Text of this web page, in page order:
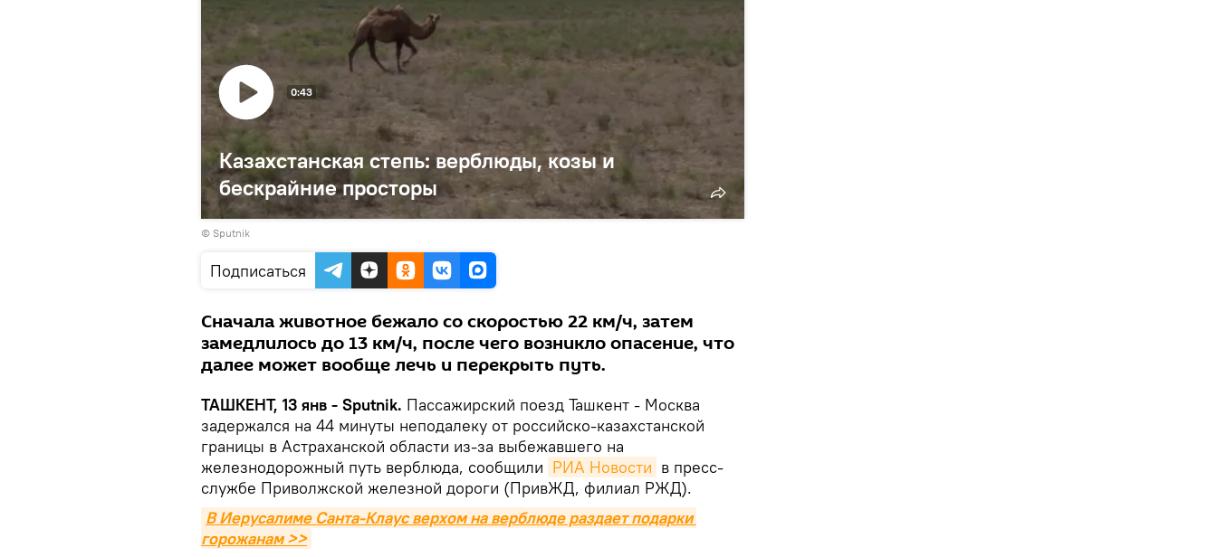
Казахстанская степь: верблюды, козы и
бескрайние просторы
0:43
© Sputnik
Подписаться
Сначала животное бежало со скоростью 22 км/ч, затем
замедлилось до 13 км/ч, после чего возникло опасение, что
далее может вообще лечь и перекрыть путь.
ТАШКЕНТ, 13 янв - Sputnik. Пассажирский поезд Ташкент - Москва
задержался на 44 минуты неподалеку от российско-казахстанской
границы в Астраханской области из-за выбежавшего на
железнодорожный путь верблюда, сообщили РИА Новости в пресс-
службе Приволжской железной дороги (ПривЖД, филиал РЖД).
В Иерусалиме Санта-Клаус верхом на верблюде раздает подарки
горожанам >>